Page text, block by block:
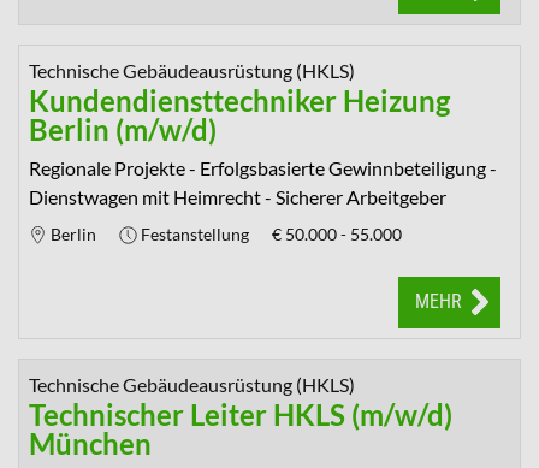
Technische Gebäudeausrüstung (HKLS)
Kundendiensttechniker Heizung
Berlin (m/w/d)
Regionale Projekte - Erfolgsbasierte Gewinnbeteiligung -
Dienstwagen mit Heimrecht - Sicherer Arbeitgeber
Berlin Festanstellung € 50.000 - 55.000
MEHR
Technische Gebäudeausrüstung (HKLS)
Technischer Leiter HKLS (m/w/d)
München